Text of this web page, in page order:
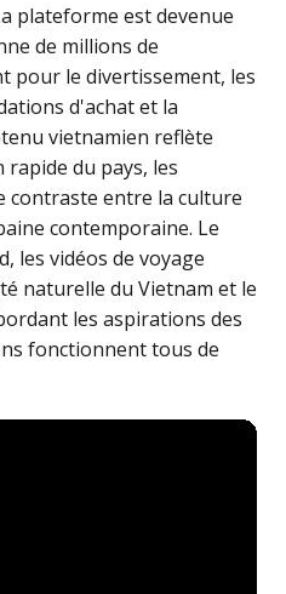
plateforme est devenue
de millions de
pour le divertissement, les
d'achat et la
vietnamien reflète
du pays, les
contraste entre la culture
contemporaine. Le
les vidéos de voyage
naturelle du Vietnam et le
les aspirations des
fonctionnent tous de